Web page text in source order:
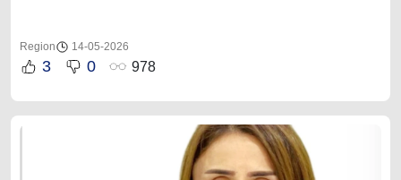
Region 14-05-2026
3 0 978